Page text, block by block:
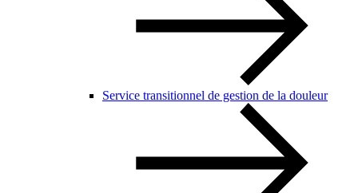
Service transitionnel de gestion de la douleur